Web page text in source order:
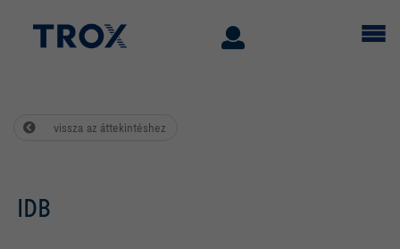
vissza az áttekintéshez
IDB